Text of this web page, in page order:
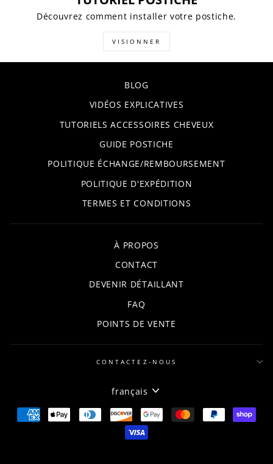
Découvrez comment installer votre postiche.
VISIONNER
BLOG
VIDÉOS EXPLICATIVES
TUTORIELS ACCESSOIRES CHEVEUX
GUIDE POSTICHE
POLITIQUE ÉCHANGE/REMBOURSEMENT
POLITIQUE D'EXPÉDITION
TERMES ET CONDITIONS
À PROPOS
CONTACT
DEVENIR DÉTAILLANT
FAQ
POINTS DE VENTE
CONTACTEZ-NOUS
LANGUE
français